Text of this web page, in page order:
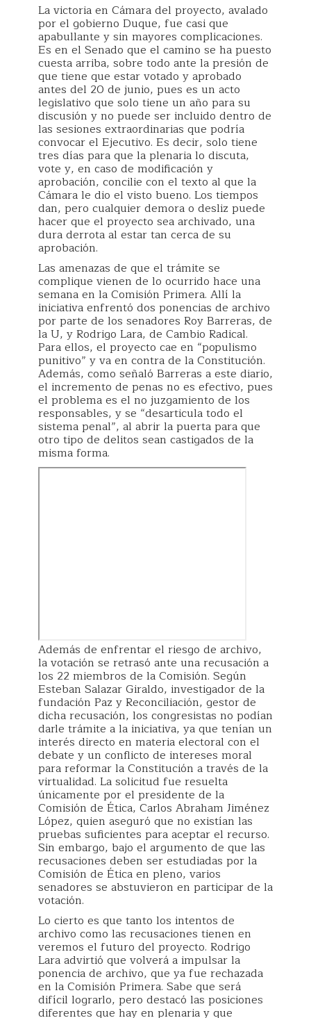
La victoria en Cámara del proyecto, avalado
por el gobierno Duque, fue casi que
apabullante y sin mayores complicaciones.
Es en el Senado que el camino se ha puesto
cuesta arriba, sobre todo ante la presión de
que tiene que estar votado y aprobado
antes del 20 de junio, pues es un acto
legislativo que solo tiene un año para su
discusión y no puede ser incluido dentro de
las sesiones extraordinarias que podría
convocar el Ejecutivo. Es decir, solo tiene
tres días para que la plenaria lo discuta,
vote y, en caso de modificación y
aprobación, concilie con el texto al que la
Cámara le dio el visto bueno. Los tiempos
dan, pero cualquier demora o desliz puede
hacer que el proyecto sea archivado, una
dura derrota al estar tan cerca de su
aprobación.
Las amenazas de que el trámite se
complique vienen de lo ocurrido hace una
semana en la Comisión Primera. Allí la
iniciativa enfrentó dos ponencias de archivo
por parte de los senadores Roy Barreras, de
la U, y Rodrigo Lara, de Cambio Radical.
Para ellos, el proyecto cae en “populismo
punitivo” y va en contra de la Constitución.
Además, como señaló Barreras a este diario,
el incremento de penas no es efectivo, pues
el problema es el no juzgamiento de los
responsables, y se “desarticula todo el
sistema penal”, al abrir la puerta para que
otro tipo de delitos sean castigados de la
misma forma.
Además de enfrentar el riesgo de archivo,
la votación se retrasó ante una recusación a
los 22 miembros de la Comisión. Según
Esteban Salazar Giraldo, investigador de la
fundación Paz y Reconciliación, gestor de
dicha recusación, los congresistas no podían
darle trámite a la iniciativa, ya que tenían un
interés directo en materia electoral con el
debate y un conflicto de intereses moral
para reformar la Constitución a través de la
virtualidad. La solicitud fue resuelta
únicamente por el presidente de la
Comisión de Ética, Carlos Abraham Jiménez
López, quien aseguró que no existían las
pruebas suficientes para aceptar el recurso.
Sin embargo, bajo el argumento de que las
recusaciones deben ser estudiadas por la
Comisión de Ética en pleno, varios
senadores se abstuvieron en participar de la
votación.
Lo cierto es que tanto los intentos de
archivo como las recusaciones tienen en
veremos el futuro del proyecto. Rodrigo
Lara advirtió que volverá a impulsar la
ponencia de archivo, que ya fue rechazada
en la Comisión Primera. Sabe que será
difícil lograrlo, pero destacó las posiciones
diferentes que hay en plenaria y que